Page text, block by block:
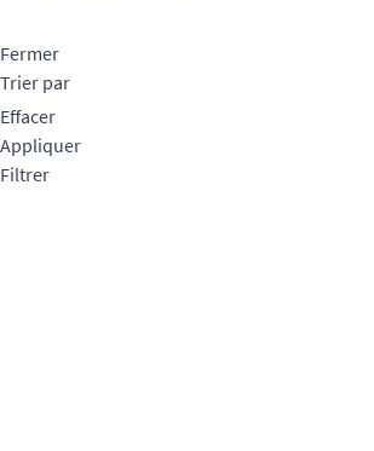
Fermer
Trier par
Effacer
Appliquer
Filtrer